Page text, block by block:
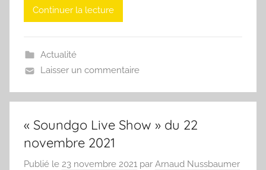
Continuer la lecture
Actualité
Laisser un commentaire
« Soundgo Live Show » du 22
novembre 2021
Publié le 23 novembre 2021 par Arnaud Nussbaumer